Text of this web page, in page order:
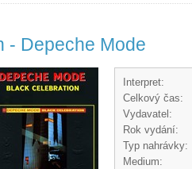
- Depeche Mode
Interpret:
Celkový čas:
Vydavatel:
Rok vydání:
Typ nahrávky:
Medium: